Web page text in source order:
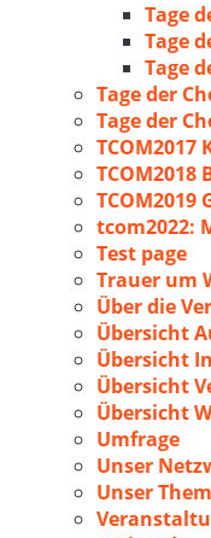
Tage
Tage
Tage
Tage der
Tage der
TCOM2017
TCOM2018
TCOM2019
tcom2022:
Test page
Trauer um
Über die
Übersicht
Übersicht
Übersicht
Übersicht
Umfrage
Unser
Unser